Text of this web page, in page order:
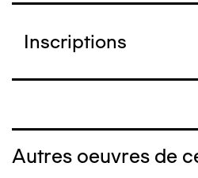
Inscriptions
Autres oeuvres de